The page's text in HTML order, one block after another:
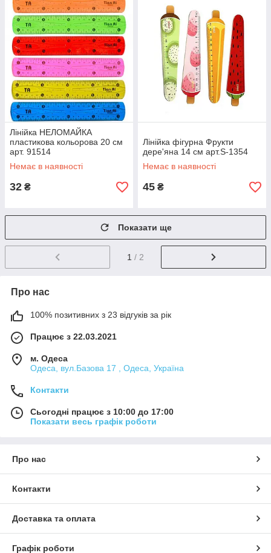
Лінійка НЕЛОМАЙКА
пластикова кольорова 20 см
арт. 91514
Немає в наявності
32 ₴
Лінійка фігурна Фрукти
дере'яна 14 см арт.S-1354
Немає в наявності
45 ₴
Показати ще
1 / 2
Про нас
100% позитивних з 23 відгуків за рік
Працює з 22.03.2021
м. Одеса
Одеса, вул.Базова 17 , Одеса, Україна
Контакти
Сьогодні працює з 10:00 до 17:00
Показати весь графік роботи
Про нас
Контакти
Доставка та оплата
Графік роботи